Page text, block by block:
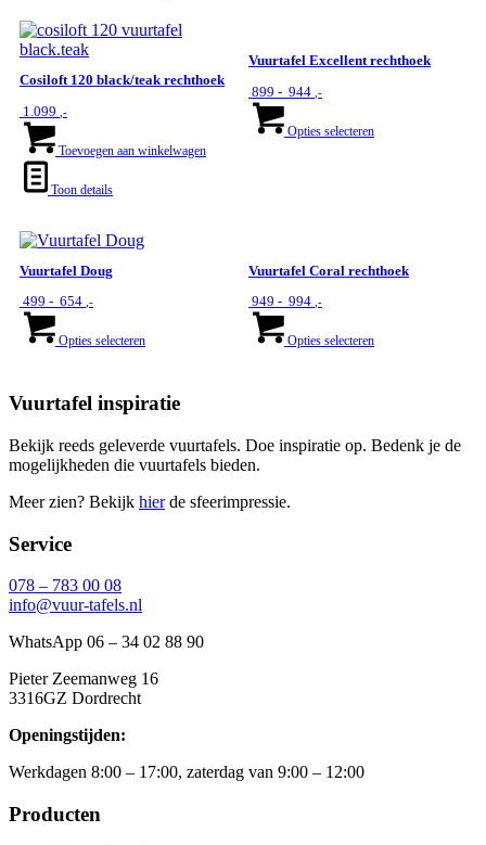
Cosiloft 120 black/teak rechthoek
1.099 ,-
Toevoegen aan winkelwagen
Toon details
Vuurtafel Excellent rechthoek
899 - 944
€ 944
,-
Opties selecteren
gekozen
Vuurtafel Doug
499 - 654
€ 654
,-
Opties selecteren
variaties.
optie
kan
gekozen
worden
op
Vuurtafel Coral rechthoek
949 - 994
€ 994
,-
Opties selecteren
optie
kan
Vuurtafel inspiratie
Bekijk reeds geleverde vuurtafels. Doe inspiratie op. Bedenk je de
mogelijkheden die vuurtafels bieden.
Meer zien? Bekijk hierde sfeerimpressie.
Service
078 – 783 00 08
info@vuur-tafels.nl
WhatsApp 06 – 34 02 88 90
Pieter Zeemanweg 16
3316GZ Dordrecht
Openingstijden:
Werkdagen 8:00 – 17:00, zaterdag van 9:00 – 12:00
Producten